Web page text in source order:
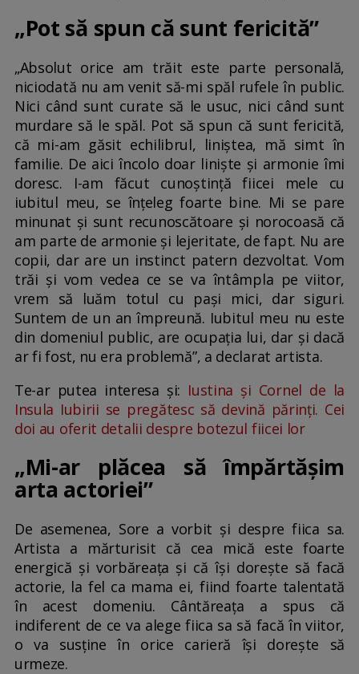
„Pot să spun că sunt fericită”
„Absolut orice am trăit este parte personală,
niciodată nu am venit să-mi spăl rufele în public.
Nici când sunt curate să le usuc, nici când sunt
murdare să le spăl. Pot să spun că sunt fericită,
că mi-am găsit echilibrul, liniștea, mă simt în
familie. De aici încolo doar liniște și armonie îmi
doresc. I-am făcut cunoștință fiicei mele cu
iubitul meu, se înțeleg foarte bine. Mi se pare
minunat și sunt recunoscătoare și norocoasă că
am parte de armonie și lejeritate, de fapt. Nu are
copii, dar are un instinct patern dezvoltat. Vom
trăi și vom vedea ce se va întâmpla pe viitor,
vrem să luăm totul cu pași mici, dar siguri.
Suntem de un an împreună. Iubitul meu nu este
din domeniul public, are ocupația lui, dar și dacă
ar fi fost, nu era problemă”, a declarat artista.
Te-ar putea interesa și: Iustina și Cornel de la
Insula Iubirii se pregătesc să devină părinți. Cei
doi au oferit detalii despre botezul fiicei lor
„Mi-ar plăcea să împărtășim
arta actoriei”
De asemenea, Sore a vorbit și despre fiica sa.
Artista a mărturisit că cea mică este foarte
energică și vorbăreața și că își dorește să facă
actorie, la fel ca mama ei, fiind foarte talentată
în acest domeniu. Cântăreața a spus că
indiferent de ce va alege fiica sa să facă în viitor,
o va susține în orice carieră își dorește să
urmeze.